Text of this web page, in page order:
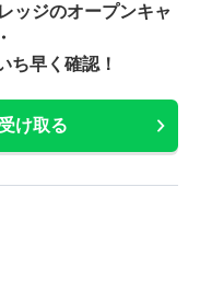
ッジのオープンキャ
ち早く確認！
け取る